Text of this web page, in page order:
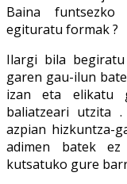
Baina
egituratu formak ?
Ilargi bila
garen gau-ilun
izan eta elikatu
baliatzeari utzita
azpian hizkuntza-
adimen batek
kutsatuko gure